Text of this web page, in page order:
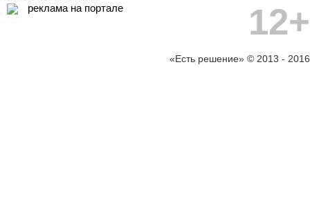
реклама на портале
12+
«Есть решение» © 2013 - 2016